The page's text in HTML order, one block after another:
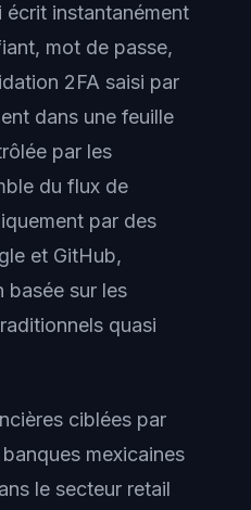
écrit instantanément
mot de passe,
2FA saisi par
dans une feuille
par les
du flux de
par des
et GitHub,
basée sur les
quasi
ciblées par
mexicaines
le secteur retail